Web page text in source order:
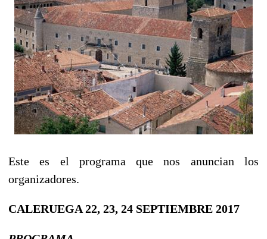
Este es el programa que nos anuncian los
organizadores.
CALERUEGA 22, 23, 24 SEPTIEMBRE 2017